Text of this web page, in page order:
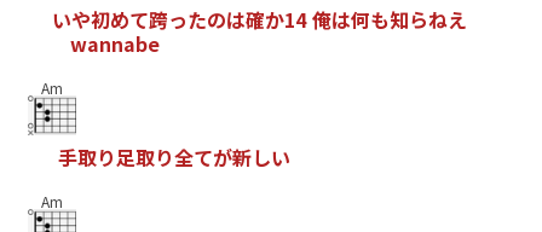
いや初めて跨ったのは確か14俺は何も知らねえ
wannabe
Am
手取り足取り全てが新しい
Am